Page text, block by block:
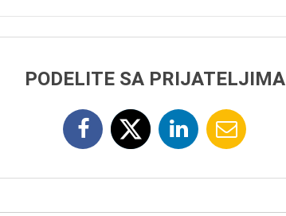
PODELITE SA PRIJATELJIMA